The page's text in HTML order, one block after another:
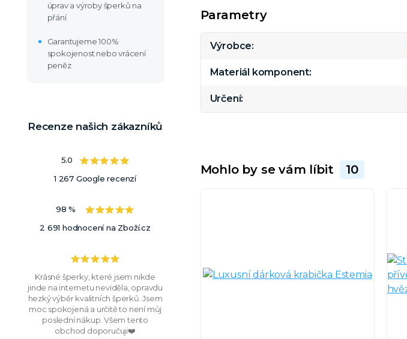
úprav a výroby šperků na
přání
Garantujeme 100%
spokojenost nebo vrácení
peněz
Recenze našich zákazníků
5.0
1 267 Google recenzí
98 %
2 691 hodnocení na Zboží.cz
Krásné šperky, které jsem nikde
jinde na internetu neviděla, opravdu
hezký výběr kvalitních šperků. Jsem
moc spokojená a určitě to není můj
poslední nákup. Všem tento
obchod doporučuji❤️
Parametry
Výrobce
Materiál komponent
Určení
Mohlo by se vám líbit 10